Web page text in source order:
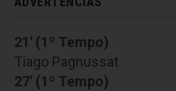
21' (1º Tempo)
Tiago Pagnussat
27' (1º Tempo)